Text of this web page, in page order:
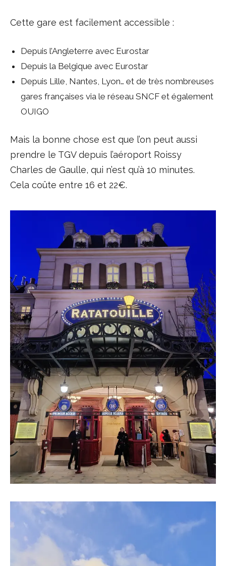
Cette gare est facilement accessible :
Depuis l’Angleterre avec Eurostar
Depuis la Belgique avec Eurostar
Depuis Lille, Nantes, Lyon… et de très nombreuses
gares françaises via le réseau SNCF et également
OUIGO
Mais la bonne chose est que l’on peut aussi
prendre le TGV depuis l’aéroport Roissy
Charles de Gaulle, qui n’est qu’à 10 minutes.
Cela coûte entre 16 et 22€.